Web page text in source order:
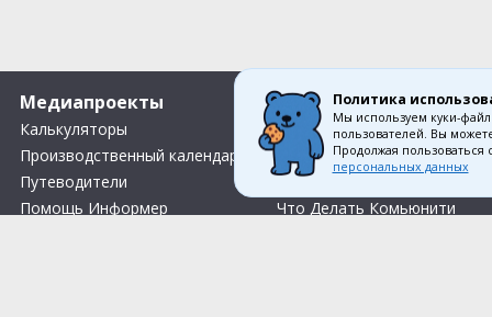
Медиапроекты
Калькуляторы
Производственный календарь
Путеводители
Помощь Информер
О компании
Вакансии
О нас
Контакты
Что Делать Комьюнити
Политика
Мы используем куки-
пользователей. Вы
Продолжая
персональных данных